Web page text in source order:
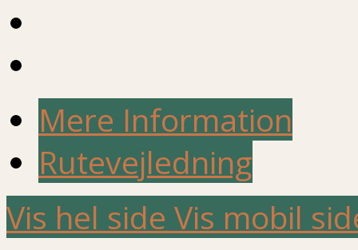
Mere Information
Rutevejledning
Vis hel side Vis mobil